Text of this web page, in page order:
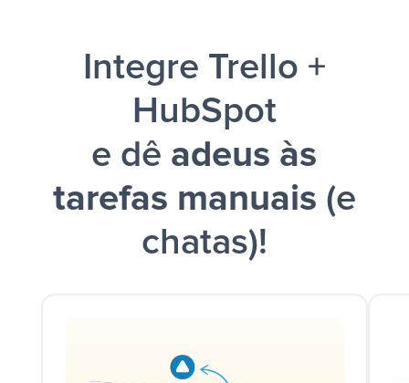
Integre Trello +
HubSpot
e dê adeus às
tarefas manuais (e
chatas)!